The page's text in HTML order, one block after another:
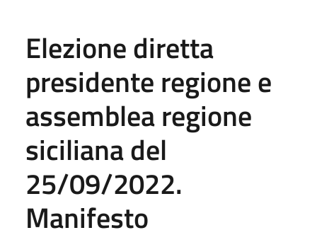
Elezione diretta
presidente regione e
assemblea regione
siciliana del
25/09/2022.
Manifesto